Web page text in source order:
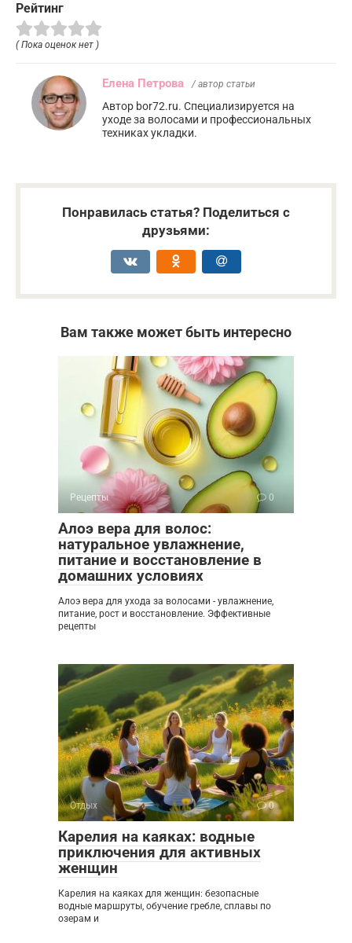
Рейтинг
( Пока оценок нет )
Елена Петрова / автор статьи
Автор bor72.ru. Специализируется на
уходе за волосами и профессиональных
техниках укладки.
Понравилась статья? Поделиться с
друзьями:
Вам также может быть интересно
Рецепты 0
Алоэ вера для волос:
натуральное увлажнение,
питание и восстановление в
домашних условиях
Алоэ вера для ухода за волосами - увлажнение,
питание, рост и восстановление. Эффективные
рецепты
Отдых 0
Карелия на каяках: водные
приключения для активных
женщин
Карелия на каяках для женщин: безопасные
водные маршруты, обучение гребле, сплавы по
озерам и